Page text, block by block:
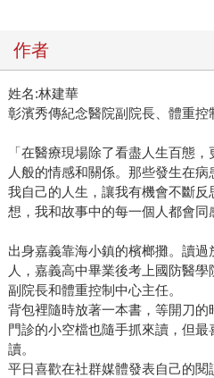
作者
姓名:林建華
彰濱秀傳紀念醫院副院長、體重控
「在醫療現場除了看盡人生百態
人般的情感和關係。那些發生在
我自己的人生，讓我有機會不斷
想，我和故事中的每一個人都會同
出身嘉義靠海小鎮的檳榔攤。讀
人，嘉義高中畢業後考上國防醫
副院長和體重控制中心主任。
背包裡隨時放著一本書，等開刀
門診的小空檔也隨手抓來讀，但
讀。
平日喜歡在社群媒體發表自己的